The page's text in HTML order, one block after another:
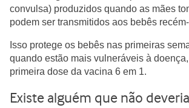
convulsa) produzidos quando as mães
podem ser transmitidos aos bebês
Isso protege os bebês nas primeiras
quando estão mais vulneráveis à
primeira dose da vacina 6 em 1.
Existe alguém que não